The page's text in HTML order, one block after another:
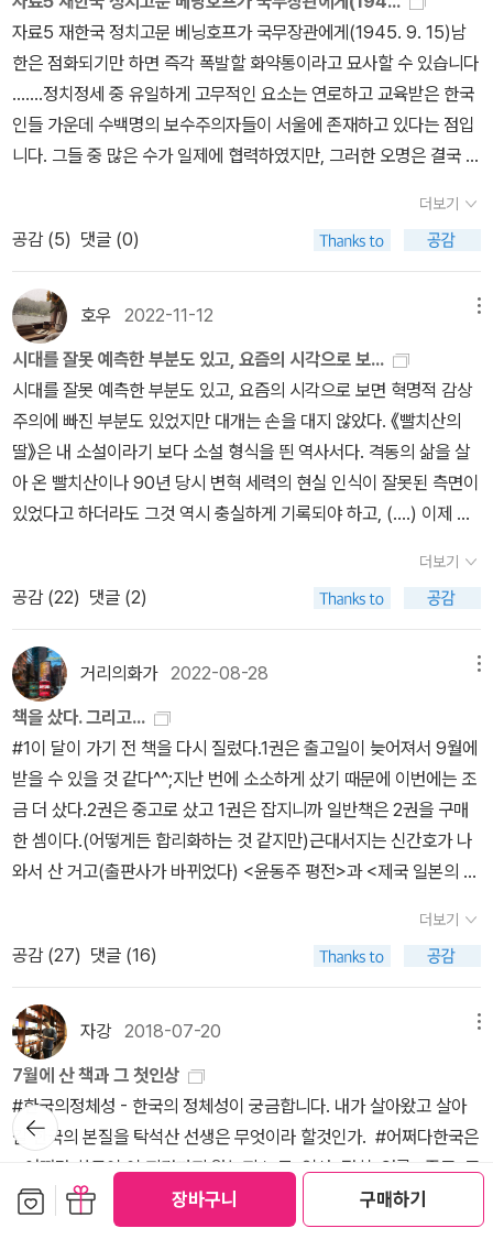
장바구니 구매하기
본격적 연구서이며, 후자에 대해서는 아직 구체적 연구가 진행되지
못하였음을 토로한다.“불행한 사실은, 실패의 피해는 전적으로 병사
들이나 후방의 민간인들에게 돌아간다는 것이다. 전쟁 지휘자들이 실
패에 대해 지는 책임은 지극히 적거나 또는 전혀 책임지지 않는 경우
도 많다.” (P.244)“전쟁에서 가장 직접적인 피해를 입는 것은 전선
에서 싸우는 군인들이다. 그러나 전쟁은 전선에서만 이루어지는 것이
아니라 후방에서도 벌어지기 때문에 군인 아닌 민간인도 엄청난 피해
를 입는다. 민간인학살과 같은 피해도 있고, 정치적 갈등이나 경제적
진행형이다.” (P.328~329)한국전쟁의 결과는 무수한 인명과 막대
한 재산의 손실만이 아니다. 전쟁은 잠정 분단을 영구화하였고, 이후
미국과 소련의 외교정책에 영향을 미쳐 국제 정세는 이데올로기 간
첨예한 냉전 체제가 강화되었다. 게다가 남과 북은 모두 김일성과 이
승만에 의한 독재 체제가 구축되어 북쪽에서는 여전히 그리고 남쪽에
서는 최근까지도 억압이 끊이지 않았음을 상기해야 한다.“한국전쟁
은 분단을 고착화시켰다. 단지 눈에 보이는 분단을 넘어서 한국인들
의 마음속에 분단을 고착화시킨 것이다.” (P.360)“한국전쟁의 경험
이 점 또한 한국전쟁이 미국의 대외정책에 미친 중요한 변화가 될 것
이다. 38선 이북으로의 진격이 가져왔던 엄청난 실패는 그 후 10년이
지나도록 미국이 제3세계에 직접적으로 개입하지 못하는 중요한 원
인으로 작용하였다.” (P.362)이 책이 한국전쟁 전반을 아우르는 총
서가 아니다.400면 남짓한 분량으로 우리 역사와 사회에 처참한 상
흔을 남긴 일대 전쟁의 전모를 어찌 담아내겠는가. 그래서 저자는 중
요한 쟁점을 중심으로 논점을 명확히 하거나 과거의 관습적 인식에
날카로운 분석의 칼을 던지고 있다. 이를 통해 한국전쟁의 성격이 무
엇이고 그 여파에 오늘날까지 드리워져 있음을 독자에게 일깨우고 싶
었던 게 아닐까?*앞으로 천천히 읽어나갈 한국전쟁 관련 책들이다.
앞으로 갈길이 아득하지만, 우리 현대사를 올바르게 인식하는데 도움
이 될 것으로 믿어 의심치 않는다.콜디스트 윈터 (데이비트 핼버스탬)
의 시각마지막 한발 (앤드류 새먼) : 영국군의 시각한국전쟁1 - 맥아
더·클라크·리지웨이 보고서 (미 해외참전용사협회) : 미군 최고지휘관
의 시각전쟁과 사회 (김동춘) : 민간인피해한국전쟁의 진실과 수수께
끼 (A.V.토르쿠노프) : 전쟁 발발의 기원한국전쟁 (정병준) : 한국전
쟁의 총정리
자료5 재한국 정치고문 베닝호프가 국무장관에게(1945. 9. 15)남
한은 점화되기만 하면 즉각 폭발할 화약통이라고 묘사할 수 있습니다
.......정치정세 중 유일하게 고무적인 요소는 연로하고 교육받은 한국
인들 가운데 수백명의 보수주의자들이 서울에 존재하고 있다는 점입
니다. 그들 중 많은 수가 일제에 협력하였지만, 그러한 오명은 결국 점
더보기
공감 (5) 댓글 (0)
호우 2022-11-12
시대를 잘못 예측한 부분도 있고, 요즘의 시각으로 보...
시대를 잘못 예측한 부분도 있고, 요즘의 시각으로 보면 혁명적 감상
주의에 빠진 부분도 있었지만 대개는 손을 대지 않았다. 《빨치산의
딸》은 내 소설이라기 보다 소설 형식을 띈 역사서다. 격동의 삶을 살
아 온 빨치산이나 90년 당시 변혁 세력의 현실 인식이 잘못된 측면이
있었다고 하더라도 그것 역시 충실하게 기록되야 하고, (....) 이제 와
추상 명사였다. (...) 역사를 위해 목숨을 걸었고, 독재 정권 하에서 죽
음보다 더한 모멸과 시련을 견뎌 온 그 분들이 역사에 바라는 것은 따
스한 시선 정도일 것이다. 이 책이 그분들의 쓸쓸한 노년을 비추는 몇
줌의 따스한 시선이라도 만들 수 있으면 좋겠다. (2005년 복간하면
서 쓴 작가 서문) 《빨치산의 딸》은 1990년 엄혹한 시기에 발간과 동
시에 작가는 불구속 기소되고 출판사 대표는 구속, 당연히 책도 모두
회수되어 읽을 수 없는 책이 되었다. 2005년 필맥에서 복간했다. 프
롤로그에 정지아 작가의 성장 과정과 부모님이 빨치산이었다는 것을
알게 되고 그 사실을 삶 속에서 받아들이기까지의 간략한 과정이 나
온다. 《아버지의 해방일지》에서 아버지를 추억하는 부분과 겹치는 부
분들이 있다. 밝혀지지 않은 자료들도 있겠지만 통상적으로 1945년
일제로부터의 해방부터 한국 전쟁의 개전과 휴전까지의 과정들에 대
해 많은 것들이 알려졌다. 《빨치산의 딸》을 읽으면서 이 무렵이면 대
를테면 6.25가 터졌을 때 드디어 해방이라고 만세를 부르는 빨치산
의 모습 바깥에서 그 전쟁이 가져 온 풍경들이 함께 떠 오르는 거 같
은. 사회주의와 김일성이 동의어였던 당시의 인식이 얼마나 잘못 된
것인지도 우리는 안다. 북쪽이 밀리는 전쟁 말미의 급박한 와중에도
박헌영과 그와 가까운 이들을 미제의 간첩이라고 숙청했을 때, 김일
성은 기왕에 가졌던 삼팔선 이북이라도 잃어버리지 말아야겠다고 마
음을 먹었을 것이다. 이후, 남한 정권도 오랫동안 사상의 자유를 억압
하며 많은 억울한 죽음을 만들어냈다.소설 속에 등장하는 인물들이
더보기
공감 (22) 댓글 (2)
거리의화가2022-08-28
책을 샀다. 그리고...
#1이 달이 가기 전 책을 다시 질렀다.1권은 출고일이 늦어져서 9월에
받을 수 있을 것 같다^^;지난 번에 소소하게 샀기 때문에 이번에는 조
금 더 샀다.2권은 중고로 샀고 1권은 잡지니까 일반책은 2권을 구매
한 셈이다.(어떻게든 합리화하는 것 같지만)근대서지는 신간호가 나
와서 산 거고(출판사가 바뀌었다) <윤동주 평전>과 <제국 일본의 동
고로 산 책은 <한국전쟁>과 <일본의 위안부 문제 증거자료집 1>이
다.출고일이 늦는 책은 이학래 선생님의 <전범이 된 조선청년>이다.
#2사실상 막판에는 먹히는 것 같이 힘들었던 <맹자집주>를 오늘 드
디어 1회독 했다.이 책을 읽다가 막판에 <중국철학사>를 읽으면서
꽤 많은 도움을 받았다.맹자에서 단골 손님으로 등장하는 정자, 주자
를 비롯한 인물들의 사상적 배경과 기반을 이해할 수 있었기 때문이
다.맹자를 읽기 전 이 책을 읽었다면 좀 덜 힘들지 않았을까 생각했다.
길고도 험난했던 여정을 마무리하고 이제는 통감절요를 읽어보려 한
가는 일상에서 풍경을 보는 소소한 재미가 있다.금요일 퇴근길 노을
더보기
공감 (27) 댓글 (16)
자강2018-07-20
7월에 산 책과 그 첫인상
#한국의정체성 - 한국의 정체성이 궁금합니다. 내가 살아왔고 살아
갈 한국의 본질을 탁석산 선생은 무엇이라 할것인가. #어쩌다한국은
- 어쩌다 한국이 이 지경까지 왔는지 노동. 역사. 정치. 언론. 종교. 교
육. 국방 분야에서 그 시원을 풀어본답니다. 궁금하네요. #벼랑에선
사람들 - 서럽고 눈물나는 우리시대 가장 작은 사람들의 삶의 기록이
뒤로가
기